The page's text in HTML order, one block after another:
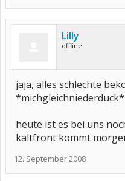
Lilly
offline
jaja, alles schlechte
*michgleichniederduck*
heute ist es bei uns
kaltfront kommt morgen
12. September 2008